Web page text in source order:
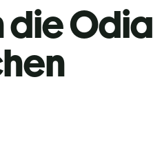
die Odia